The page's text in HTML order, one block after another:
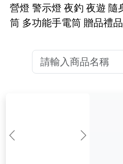
營燈 警示燈 夜釣 夜遊 隨
筒 多功能手電筒 贈品禮品
前一张 下一张